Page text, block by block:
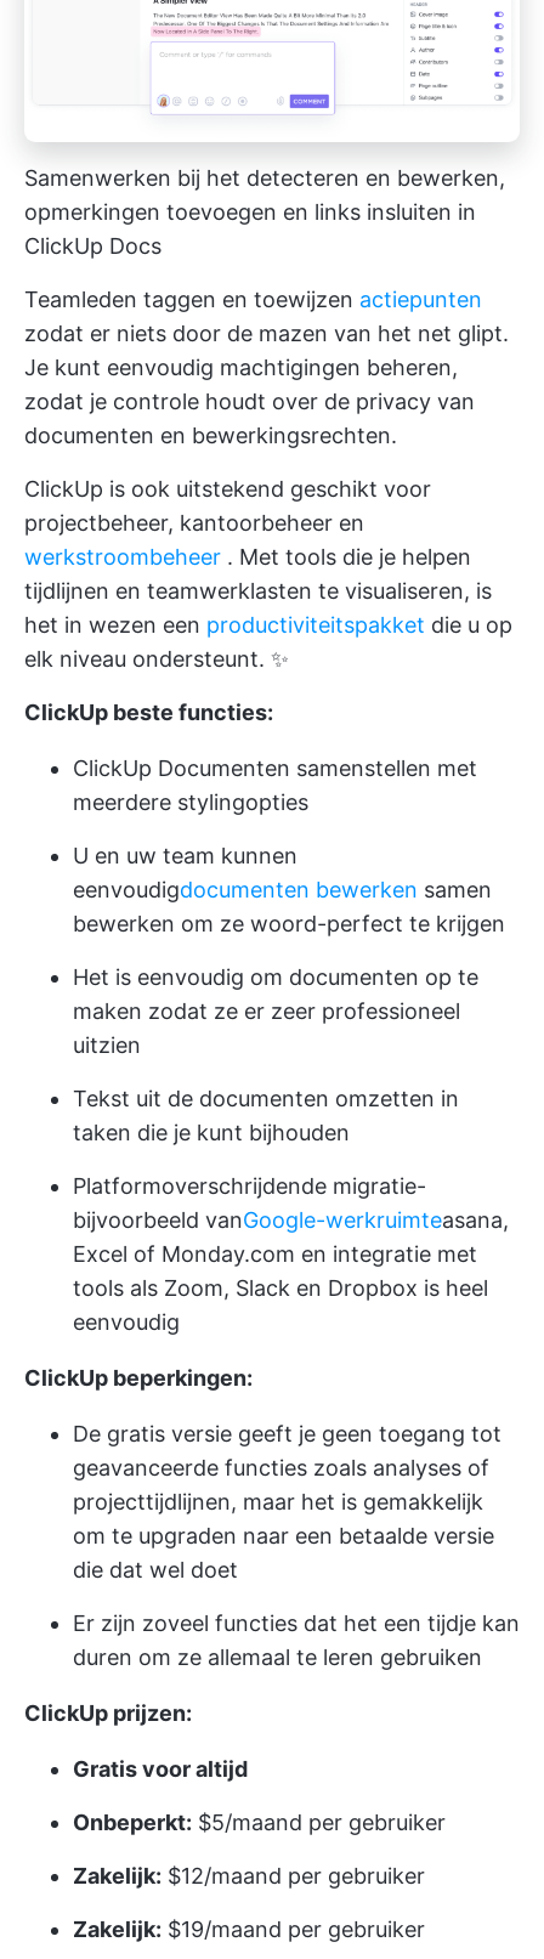
Samenwerken bij het detecteren en bewerken,
opmerkingen toevoegen en links insluiten in
ClickUp Docs
Teamleden taggen en toewijzen actiepunten
zodat er niets door de mazen van het net glipt.
Je kunt eenvoudig machtigingen beheren,
zodat je controle houdt over de privacy van
documenten en bewerkingsrechten.
ClickUp is ook uitstekend geschikt voor
projectbeheer, kantoorbeheer en
werkstroombeheer . Met tools die je helpen
tijdlijnen en teamwerklasten te visualiseren, is
het in wezen een productiviteitspakket die u op
elk niveau ondersteunt. ✨
ClickUp beste functies:
ClickUp Documenten samenstellen met
meerdere stylingopties
U en uw team kunnen
eenvoudigdocumenten bewerken samen
bewerken om ze woord-perfect te krijgen
Het is eenvoudig om documenten op te
maken zodat ze er zeer professioneel
uitzien
Tekst uit de documenten omzetten in
taken die je kunt bijhouden
Platformoverschrijdende migratie-
bijvoorbeeld vanGoogle-werkruimteasana,
Excel of Monday.com en integratie met
tools als Zoom, Slack en Dropbox is heel
eenvoudig
ClickUp beperkingen:
De gratis versie geeft je geen toegang tot
geavanceerde functies zoals analyses of
projecttijdlijnen, maar het is gemakkelijk
om te upgraden naar een betaalde versie
die dat wel doet
Er zijn zoveel functies dat het een tijdje kan
duren om ze allemaal te leren gebruiken
ClickUp prijzen:
Gratis voor altijd
Onbeperkt: $5/maand per gebruiker
Zakelijk: $12/maand per gebruiker
Zakelijk: $19/maand per gebruiker